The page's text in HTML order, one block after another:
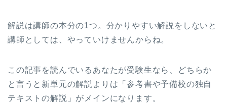
解説は講師の本分の1つ。分かりやすい解説をしないと
講師としては、やっていけませんからね。
この記事を読んでいるあなたが受験生なら、どちらか
と言うと新単元の解説よりは「参考書や予備校の独自
テキストの解説」がメインになります。